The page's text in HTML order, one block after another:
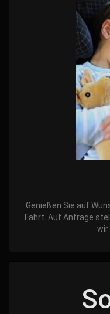
Genießen Sie auf
Fahrt. Auf Anfrage
wir